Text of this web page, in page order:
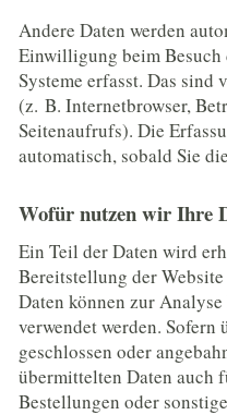
Andere Daten werden
Einwilligung beim Besuch
Systeme erfasst. Das sind
(z. B. Internetbrowser,
Seitenaufrufs). Die
automatisch, sobald Sie
Wofür nutzen wir Ihre
Ein Teil der Daten wird
Bereitstellung der
Daten können zur
verwendet werden. Sofern
geschlossen oder
übermittelten Daten auch
Bestellungen oder